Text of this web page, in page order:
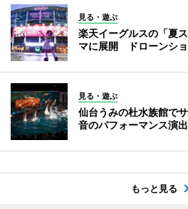
見る・遊ぶ
楽天イーグルスの「夏
マに展開 ドローンシ
見る・遊ぶ
仙台うみの杜水族館で
音のパフォーマンス演
もっと見る